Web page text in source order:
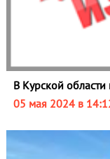
В Курской
05 мая 2024 в